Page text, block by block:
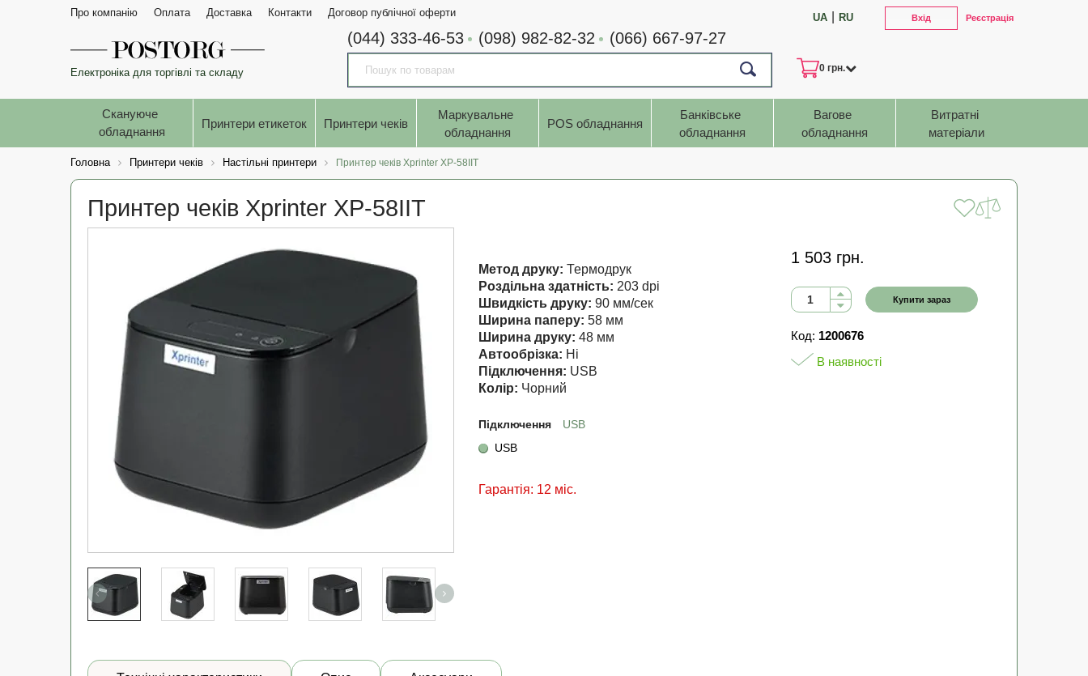
Про компанію Оплата Доставка Контакти Договор публічної оферти UA RU Вхід Реєстрація
Електроніка для торгівлі та складу
(044) 333-46-53 (098) 982-82-32 (066) 667-97-27
0 грн.
Скануюче
обладнання
Принтери етикеток Принтери чеків
Маркувальне
обладнання
POS обладнання
Банківське
обладнання
Вагове
обладнання
Витратні
матеріали
Головна Принтери чеків Настільні принтери Принтер чеків Xprinter XP-58IIT
Принтер чеків Xprinter XP-58IIT
Метод друку: Термодрук
Роздільна здатність: 203 dpi
Швидкість друку: 90 мм/сек
Ширина паперу: 58 мм
Ширина друку: 48 мм
Автообрізка: Ні
Підключення: USB
Колір: Чорний
Підключення
USB
USB
Гарантія: 12 міс.
1 503 грн.
Купити зараз
Код: 1200676
В наявності